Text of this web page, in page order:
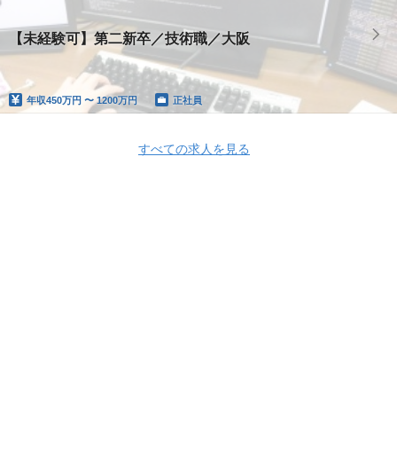
【未経験可】第二新卒／技術職／大阪
年収450万円 〜 1200万円 正社員
すべての求人を見る